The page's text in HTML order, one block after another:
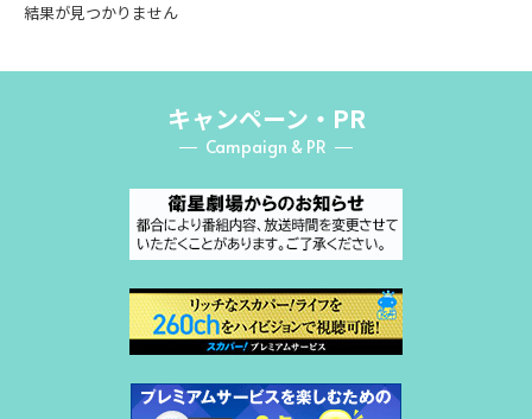
結果が見つかりません
キャンペーン・PR
Campaign & PR